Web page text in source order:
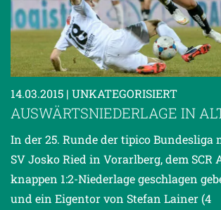
14.03.2015 | UNKATEGORISIERT
AUSWÄRTSNIEDERLAGE IN
In der 25. Runde der tipico Bundesliga
SV Josko Ried in Vorarlberg, dem
knappen 1:2-Niederlage geschlagen
und ein Eigentor von Stefan Lainer (4